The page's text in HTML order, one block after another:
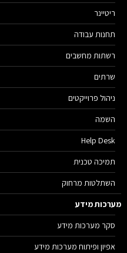
ריטיינר
תחנות עבודה
רשתות מחשבים
שרתים
ניהול פרוייקטים
השמה
Help Desk
תמיכה טכנית
השתלטות מרחוק
מידע
סקר מערכות מידע
אפיון ופיתוח מערכות מידע